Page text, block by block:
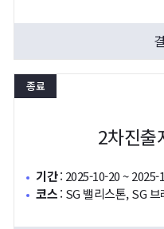
종료
2차진출
기간: 2025-10-20 ~ 2025-
코스: SG 밸리스톤, SG 브